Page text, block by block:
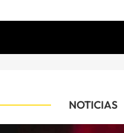
NOTICIAS